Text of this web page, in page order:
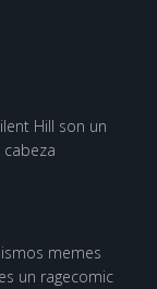
Hill son un
memes
un ragecomic